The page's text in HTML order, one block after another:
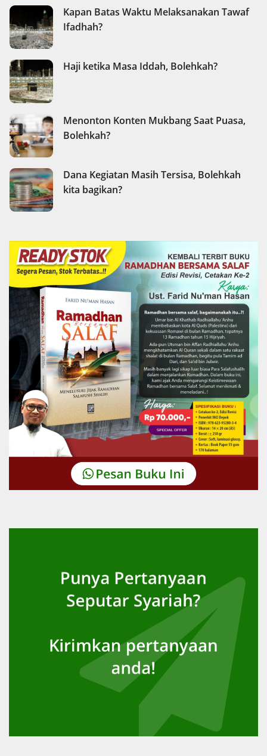
Kapan Batas Waktu Melaksanakan Tawaf
Ifadhah?
Haji ketika Masa Iddah, Bolehkah?
Menonton Konten Mukbang Saat Puasa,
Bolehkah?
Dana Kegiatan Masih Tersisa, Bolehkah
kita bagikan?